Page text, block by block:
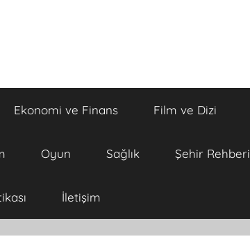
Ekonomi ve Finans Film ve Dizi
Oyun Sağlık Şehir Rehberi
İletişim